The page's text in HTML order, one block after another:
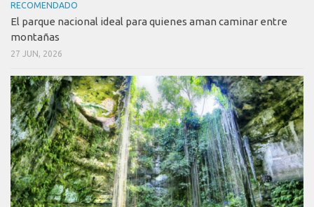
RECOMENDADO
El parque nacional ideal para quienes aman caminar entre
montañas
27 JUN, 2026